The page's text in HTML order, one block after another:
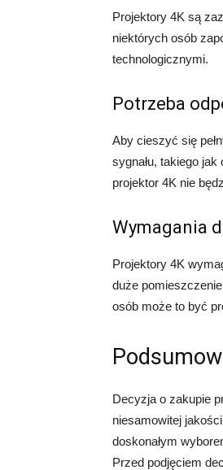
Projektory 4K są
niektórych osób
technologicznymi.
Potrzeba
Aby cieszyć się
sygnału, takiego
projektor 4K nie
Wymagania
Projektory 4K
duże
osób może to być
Decyzja o zakupie
niesamowitej
doskonałym
Przed podjęciem